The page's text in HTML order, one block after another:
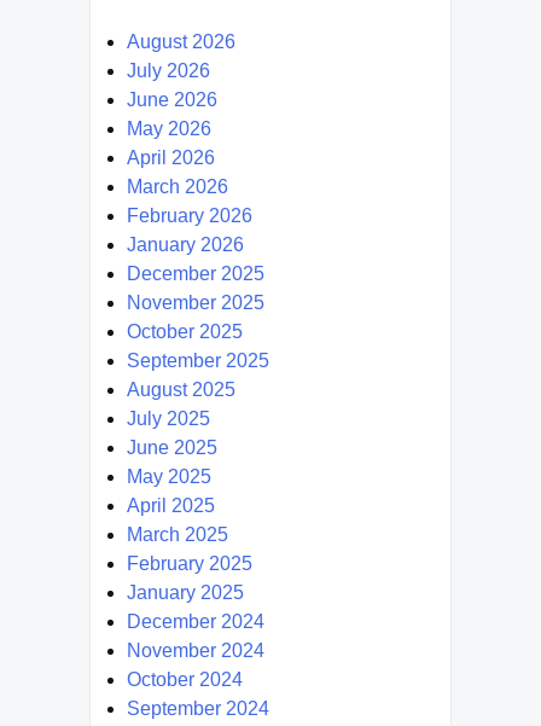
August 2026
July 2026
June 2026
May 2026
April 2026
March 2026
February 2026
January 2026
December 2025
November 2025
October 2025
September 2025
August 2025
July 2025
June 2025
May 2025
April 2025
March 2025
February 2025
January 2025
December 2024
November 2024
October 2024
September 2024